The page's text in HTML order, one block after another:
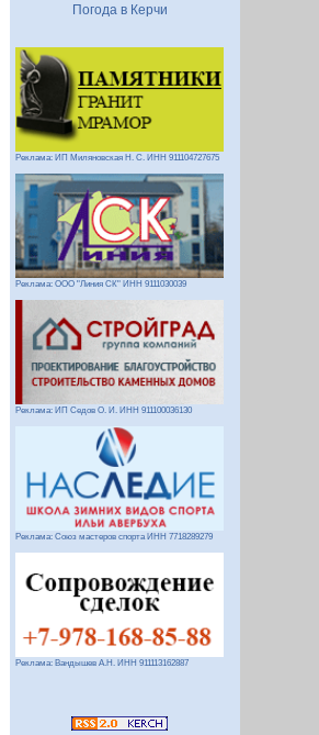
Погода в Керчи
Реклама: ИП Миляновская Н. С. ИНН 911104727675
Реклама: ООО "Линия СК" ИНН 9111030039
Реклама: ИП Седов О. И. ИНН 911100036130
Реклама: Союз мастеров спорта ИНН 7718289279
Реклама: Вандышев А.Н. ИНН 911113162887